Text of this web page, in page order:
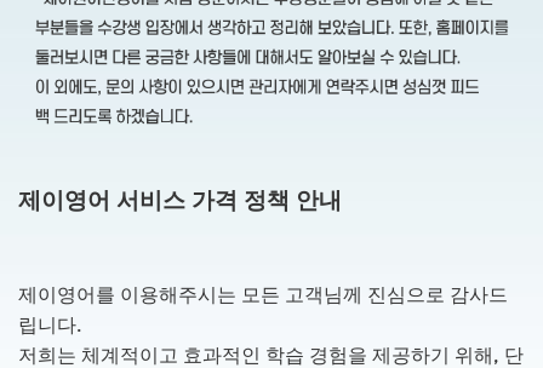
제이영어 서비스 가격 정책 안내
제이영어를 이용해주시는 모든 고객님께 진심으로 감사드
립니다.
저희는 체계적이고 효과적인 학습 경험을 제공하기 위해, 단